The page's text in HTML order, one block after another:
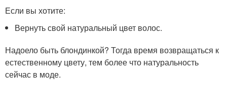
Если вы хотите:
Вернуть свой натуральный цвет волос.
Надоело быть блондинкой? Тогда время возвращаться к
естественному цвету, тем более что натуральность
сейчас в моде.